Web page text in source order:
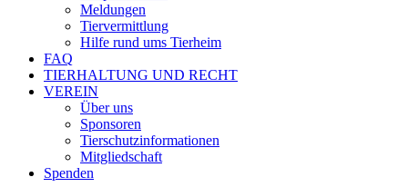
Meldungen
Tiervermittlung
Hilfe rund ums Tierheim
FAQ
TIERHALTUNG UND RECHT
VEREIN
Über uns
Sponsoren
Tierschutzinformationen
Mitgliedschaft
Spenden